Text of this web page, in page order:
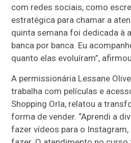
com redes sociais, como
estratégica para chamar a
quinta semana foi dedicada à
banca por banca. Eu
quanto elas evoluíram”,
A permissionária Lessane
trabalha com películas e
Shopping Orla, relatou a
forma de vender. “Aprendi a
fazer vídeos para o Instagram,